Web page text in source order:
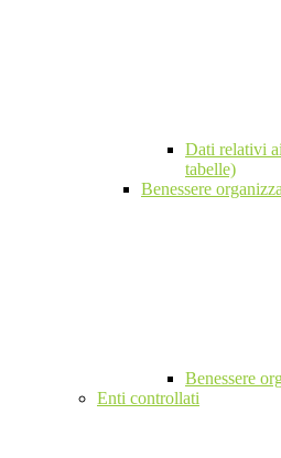
Dati relativi
tabelle)
Benessere
Benessere
Enti controllati